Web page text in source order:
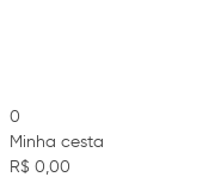
0
Minha cesta
R$ 0,00